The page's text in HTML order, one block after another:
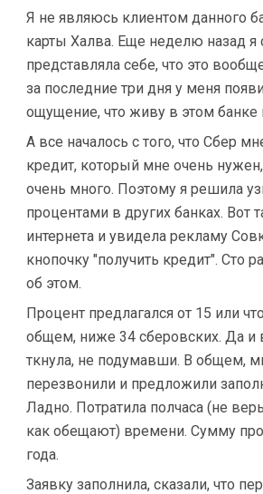
Я не являюсь клиентом данного
карты Халва. Еще неделю назад я
представляла себе, что это
за последние три дня у меня
ощущение, что живу в этом
А все началось с того, что Сбер
кредит, который мне очень
очень много. Поэтому я решила
процентами в других банках. Вот
интернета и увидела рекламу
кнопочку "получить кредит". Сто
об этом.
Процент предлагался от 15 или
общем, ниже 34 сберовских. Да и
ткнула, не подумавши. В общем,
перезвонили и предложили
Ладно. Потратила полчаса (не
как обещают) времени. Сумму
года.
Заявку заполнила, сказали, что